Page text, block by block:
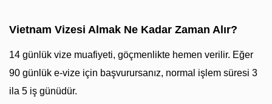
Vietnam Vizesi Almak Ne Kadar Zaman Alır?
14 günlük vize muafiyeti, göçmenlikte hemen verilir. Eğer
90 günlük e-vize için başvurursanız, normal işlem süresi 3
ila 5 iş günüdür.